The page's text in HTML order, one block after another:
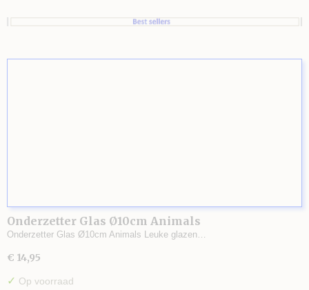
Onderzetter Glas Ø10cm Animals
Onderzetter Glas Ø10cm Animals Leuke glazen…
€ 14,95
✓ Op voorraad